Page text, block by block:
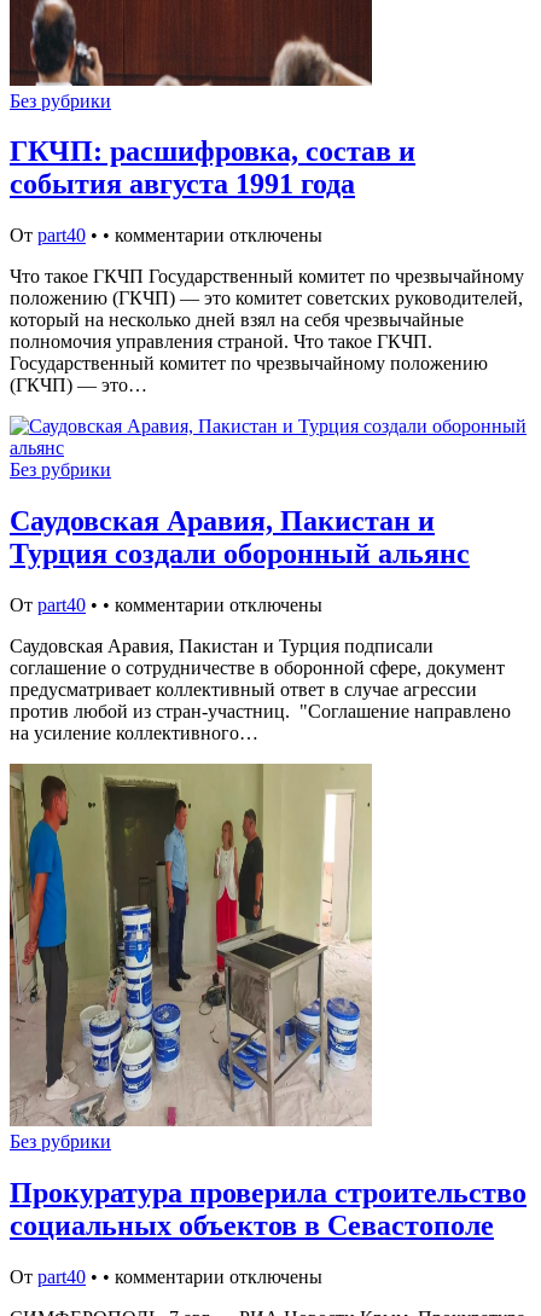
Без рубрики
ГКЧП: расшифровка, состав и
события августа 1991 года
От part40 • • комментарии отключены
Что такое ГКЧП Государственный комитет по чрезвычайному
положению (ГКЧП) — это комитет советских руководителей,
который на несколько дней взял на себя чрезвычайные
полномочия управления страной. Что такое ГКЧП.
Государственный комитет по чрезвычайному положению
(ГКЧП) — это…
Без рубрики
Саудовская Аравия, Пакистан и
Турция создали оборонный альянс
От part40 • • комментарии отключены
Саудовская Аравия, Пакистан и Турция подписали
соглашение о сотрудничестве в оборонной сфере, документ
предусматривает коллективный ответ в случае агрессии
против любой из стран-участниц. "Соглашение направлено
на усиление коллективного…
Без рубрики
Прокуратура проверила строительство
социальных объектов в Севастополе
От part40 • • комментарии отключены